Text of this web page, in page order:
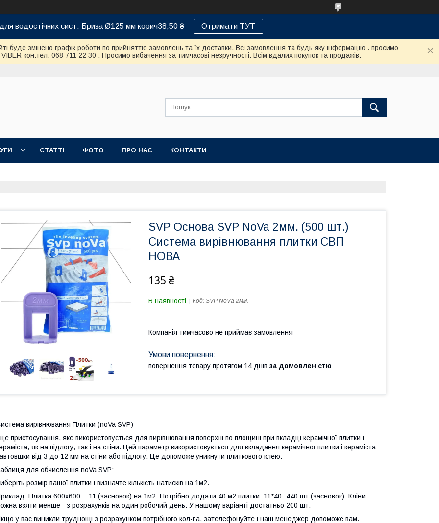
водостічних сист. Бриза Ø125 мм корич38,50 ₴ Отримати ТУТ
буде змінено графік роботи по прийняттю замовлень та їх доставки. Всі замовлення та будь яку інформацію . просимо
кон.тел. 068 711 22 30 . Просимо вибачення за тимчасові незручності. Всім вдалих покупок та продажів.
СТАТТІ ФОТО ПРО НАС КОНТАКТИ
SVP Основа SVP NoVa 2мм. (500 шт.)
Система вирівнювання плитки СВП
НОВА
135 ₴
В наявності Код: SVP NoVa 2мм.
Компанія тимчасово не приймає замовлення
повернення товару протягом 14 днів за домовленістю
вирівнювання Плитки (noVa SVP)
пристосування, яке використовується для вирівнювання поверхні по площині при вкладці керамічної плитки і
як на підлогу, так і на стіни. Цей параметр використовується для вкладання керамічної плитки і кераміста
від 3 до 12 мм на стіни або підлогу. Це допоможе уникнути плиткового клею.
для обчислення noVa SVP:
розмір вашої плитки і визначте кількість натисків на 1м2.
Плитка 600x600 = 11 (засновок) на 1м2. Потрібно додати 40 м2 плитки: 11*40=440 шт (засновок). Кліни
взяти менше - з розрахунків на один робочий день. У нашому варіанті достатньо 200 шт.
у вас виникли труднощі з розрахунком потрібного кол-ва, зателефонуйте і наш менеджер допоможе вам.